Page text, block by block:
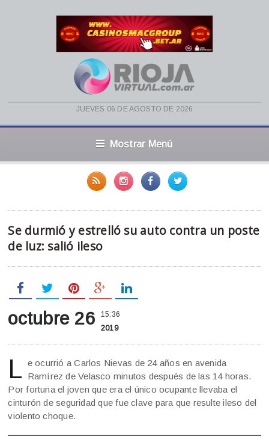
jueves 06 de agosto de 2026
Mostrar Menú
Se durmió y estrelló su auto contra un poste
de luz: salió ileso
octubre 26 15:36
2019
L e ocurrió a Carlos Nievas de 24 años en avenida
Ramírez de Velasco minutos después de las 14 horas.
Por fortuna el joven que era el único ocupante llevaba el
cinturón de seguridad que fue clave para que resulte ileso del
violento choque.